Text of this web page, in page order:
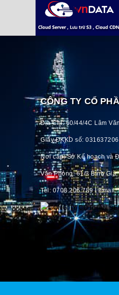
CÔNG TY CỔ
Địa Chỉ: 60/44/4C Lâm
Giấy ĐKKD số:
Nơi cấp: Sở Kế hoạch và
Văn Phòng: 61/3 Bình Giã,
Tel: 0708.206.789 I Email: